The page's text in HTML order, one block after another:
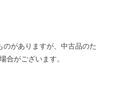
がありますが、中古品のた
合がございます。